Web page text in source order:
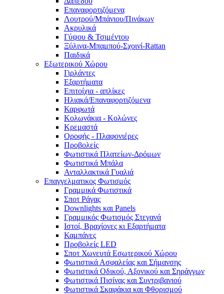
Επαναφορτιζόμενα
Λουτρού/Μπάνιου/Πινάκων
Ακρυλικά
Γύψου & Τσιμέντου
Ξύλινα-Μπαμπού-Σχοινί-Rattan
Παιδικά
Εξωτερικού Χώρου
Γιρλάντες
Εξαρτήματα
Επιτοίχια - απλίκες
Ηλιακά/Επαναφορτιζόμενα
Καρφωτά
Κολωνάκια - Κολώνες
Κρεμαστά
Οροφής - Πλαφονιέρες
Προβολείς
Φωτιστικά Πλατείων-Δρόμων
Φωτιστικά Μπάλα
Ανταλλακτικά Γυαλιά
Επαγγελματικος Φωτισμός
Γραμμικά Φωτιστικά
Σποτ Ράγας
Downlights και Panels
Γραμμικός Φωτισμός Στεγανά
Ιστοί, Βραχίονες κι Εξαρτήματα
Καμπάνες
Προβολείς LED
Σποτ Χωνευτά Εσωτερικού Χώρου
Φωτιστικά Ασφαλείας και Σήμανσης
Φωτιστικά Οδικού, Αξονικού και Σηράγγων
Φωτιστικά Πισίνας και Συντριβανιού
Φωτιστικά Σκαφάκια και Φθορισμού